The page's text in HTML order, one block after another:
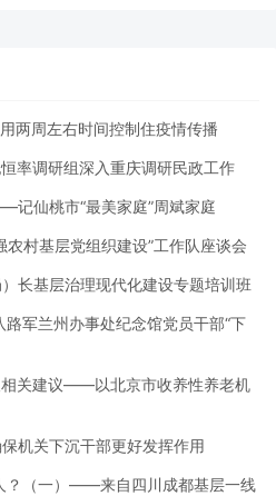
两周左右时间控制住疫情传播
率调研组深入重庆调研民政工作
记仙桃市“最美家庭”周斌家庭
农村基层党组织建设”工作队座谈会
长基层治理现代化建设专题培训班
军兰州办事处纪念馆党员干部“下
相关建议——以北京市收养性养老机
机关下沉干部更好发挥作用
？（一）——来自四川成都基层一线